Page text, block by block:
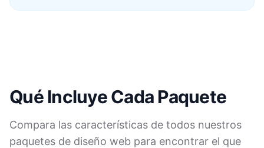
Qué Incluye Cada Paquete
Compara las características de todos nuestros
paquetes de diseño web para encontrar el que